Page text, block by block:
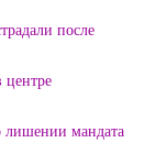
после
центре
лишении мандата